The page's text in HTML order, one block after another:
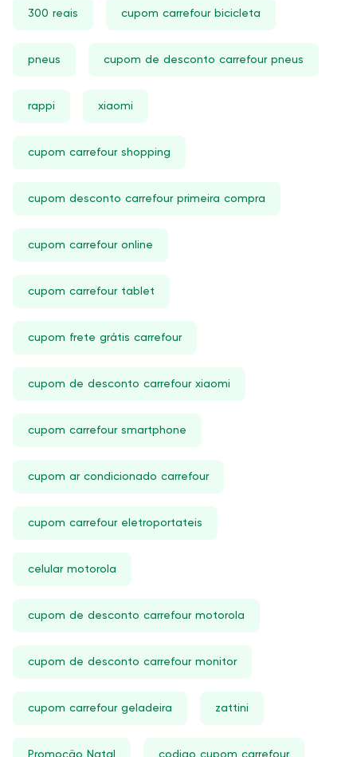
300 reais cupom carrefour bicicleta
pneus cupom de desconto carrefour pneus
rappi xiaomi
cupom carrefour shopping
cupom desconto carrefour primeira compra
cupom carrefour online
cupom carrefour tablet
cupom frete grátis carrefour
cupom de desconto carrefour xiaomi
cupom carrefour smartphone
cupom ar condicionado carrefour
cupom carrefour eletroportateis
celular motorola
cupom de desconto carrefour motorola
cupom de desconto carrefour monitor
cupom carrefour geladeira zattini
Promoção Natal codigo cupom carrefour